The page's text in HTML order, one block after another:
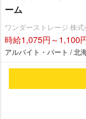
ーム
ワンダーストレージ 株
時給1,075円～1,100
アルバイト・パート / 北